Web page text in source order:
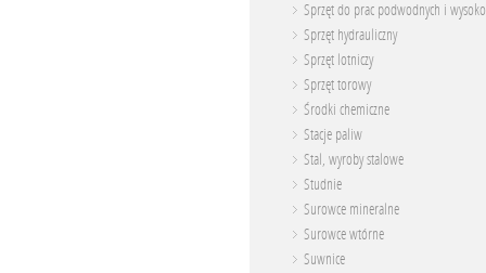
Sprzęt do prac podwodnych i
Sprzęt hydrauliczny
Sprzęt lotniczy
Sprzęt torowy
Środki chemiczne
Stacje paliw
Stal, wyroby stalowe
Studnie
Surowce mineralne
Surowce wtórne
Suwnice